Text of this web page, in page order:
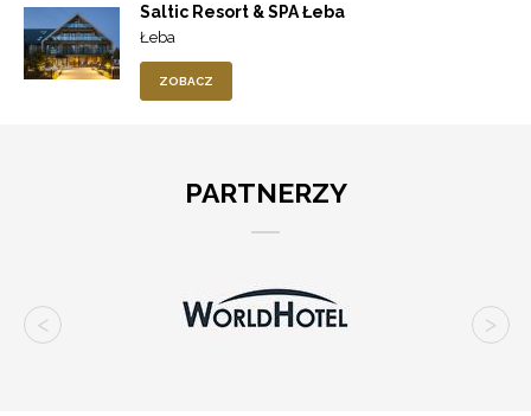
Saltic Resort & SPA Łeba
Łeba
ZOBACZ
PARTNERZY